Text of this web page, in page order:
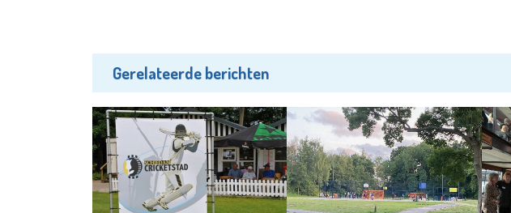
Gerelateerde berichten